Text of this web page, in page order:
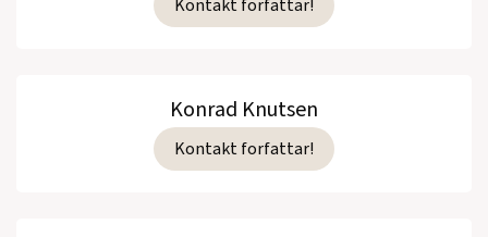
Kontakt forfattar!
Konrad Knutsen
Kontakt forfattar!